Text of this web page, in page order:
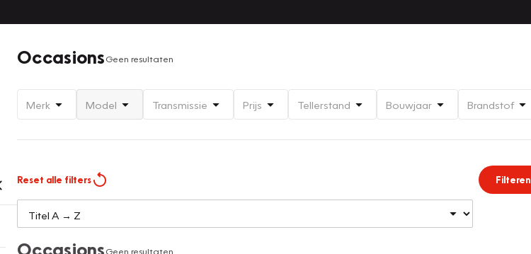
OccasionsGeen resultaten
Merk Model Transmissie Prijs Tellerstand Bouwjaar Brandstof
Reset alle filters Filteren
OccasionsGeen resultaten